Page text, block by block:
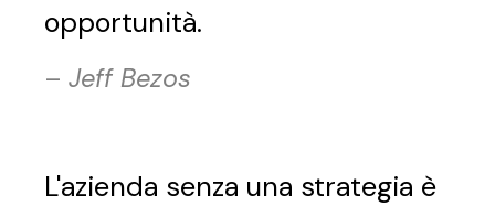
opportunità.
– Jeff Bezos
L'azienda senza una strategia è